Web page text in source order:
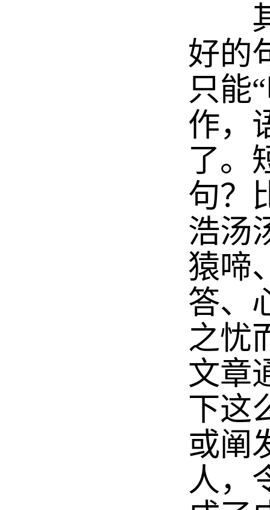
其
好的
只能
作，
了。
句？
浩汤
猿啼
答、
之忧
文章
下这
或阐
人，